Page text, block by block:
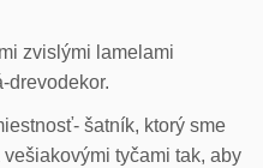
zvislými lamelami
drevodekor.
šatník, ktorý sme
tyčami tak, aby